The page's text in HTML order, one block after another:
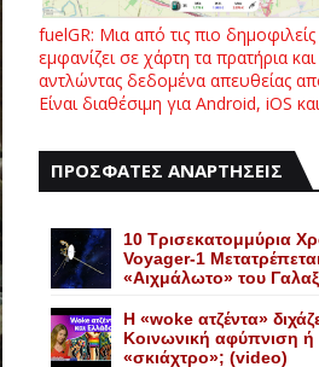
fuelGR: Μια από τις πιο
εμφανίζει σε χάρτη τα πρατήρια και
αντλώντας δεδομένα απευθείας
Είναι διαθέσιμη για Android, iOS
ΠΡΟΣΦΑΤΕΣ ΑΝΑΡΤΗΣΕΙΣ
10 Τρισεκατομμύρια
Voyager-1
«Αιχμάλωτο» του
Η «woke ατζέντα»
Κοινωνική αφύπνιση ή
«σκιάχτρο»; (video)